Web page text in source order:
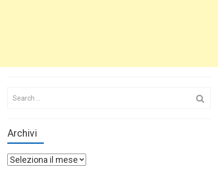
Search
Archivi
Archivi